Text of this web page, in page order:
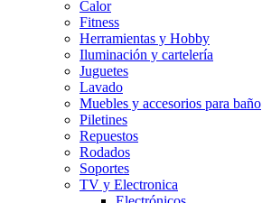
Calor
Fitness
Herramientas y Hobby
Iluminación y cartelería
Juguetes
Lavado
Muebles y accesorios para baño
Piletines
Repuestos
Rodados
Soportes
TV y Electronica